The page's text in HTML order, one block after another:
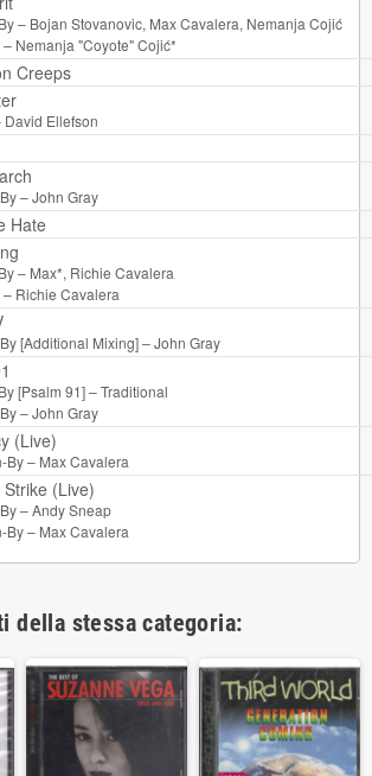
– Bojan Stovanovic, Max Cavalera, Nemanja Cojić
– Nemanja "Coyote" Cojić*
Creeps
David Ellefson
–John Gray
Hate
– Max*, Richie Cavalera
– Richie Cavalera
[Additional Mixing] –John Gray
[Psalm 91] –Traditional
–John Gray
(Live)
By – Max Cavalera
(Live)
–Andy Sneap
By – Max Cavalera
della stessa categoria: